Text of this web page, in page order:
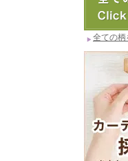
全ての柄